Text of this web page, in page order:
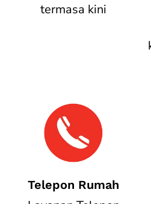
termasa kini
Telepon Rumah